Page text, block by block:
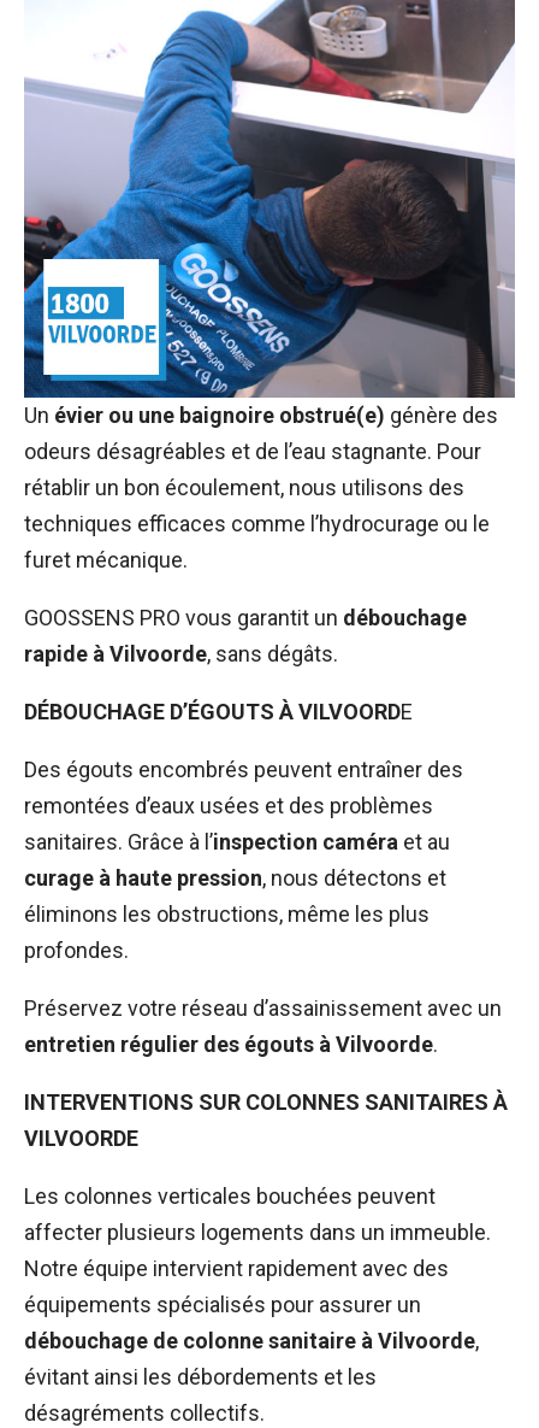
Un évier ou une baignoire obstrué(e) génère des
odeurs désagréables et de l’eau stagnante. Pour
rétablir un bon écoulement, nous utilisons des
techniques efficaces comme l’hydrocurage ou le
furet mécanique.
GOOSSENS PRO vous garantit un débouchage
rapide à Vilvoorde, sans dégâts.
DÉBOUCHAGE D’ÉGOUTS À VILVOORDE
Des égouts encombrés peuvent entraîner des
remontées d’eaux usées et des problèmes
sanitaires. Grâce à l’inspection caméra et au
curage à haute pression, nous détectons et
éliminons les obstructions, même les plus
profondes.
Préservez votre réseau d’assainissement avec un
entretien régulier des égouts à Vilvoorde.
INTERVENTIONS SUR COLONNES SANITAIRES À
VILVOORDE
Les colonnes verticales bouchées peuvent
affecter plusieurs logements dans un immeuble.
Notre équipe intervient rapidement avec des
équipements spécialisés pour assurer un
débouchage de colonne sanitaire à Vilvoorde,
évitant ainsi les débordements et les
désagréments collectifs.